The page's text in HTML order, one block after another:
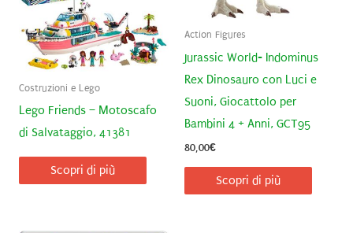
Costruzioni e Lego
Lego Friends – Motoscafo
di Salvataggio, 41381
Scopri di più
Action Figures
Jurassic World- Indominus
Rex Dinosauro con Luci e
Suoni, Giocattolo per
Bambini 4 + Anni, GCT95
80,00€
Scopri di più